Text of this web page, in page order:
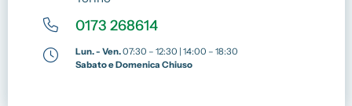
0173 268614
Lun. - Ven.07:30 – 12:30 | 14:00 – 18:30
Sabato e Domenica Chiuso